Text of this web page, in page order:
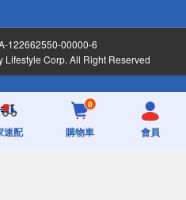
122662550-00000-6
Corp. All Right Reserved
速配
0
購物車 會員